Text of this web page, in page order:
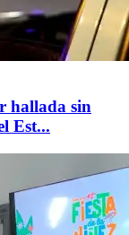
hallada sin
Est...